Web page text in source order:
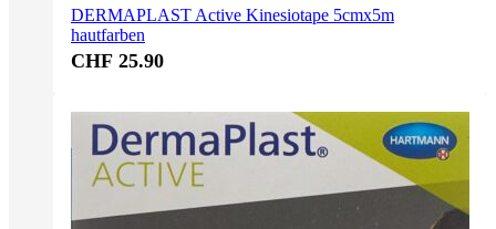
DERMAPLAST Active Kinesiotape 5cmx5m
hautfarben
CHF 25.90